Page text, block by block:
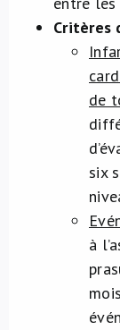
Critères
de
six
à